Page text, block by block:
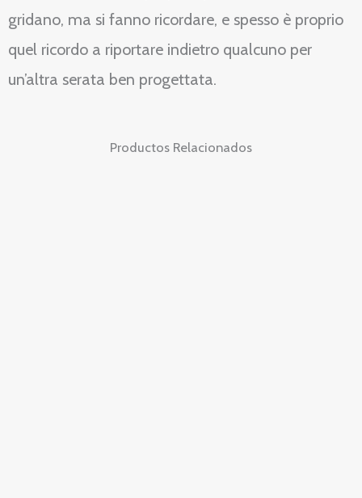
gridano, ma si fanno ricordare, e spesso è proprio
quel ricordo a riportare indietro qualcuno per
un’altra serata ben progettata.
Productos Relacionados